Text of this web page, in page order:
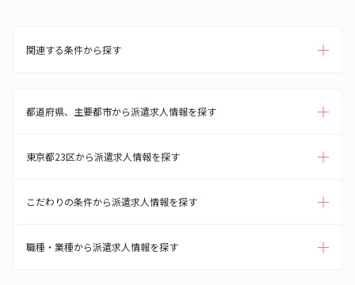
関連する条件から探す
都道府県、主要都市から派遣求人情報を探す
東京都23区から派遣求人情報を探す
こだわりの条件から派遣求人情報を探す
職種・業種から派遣求人情報を探す